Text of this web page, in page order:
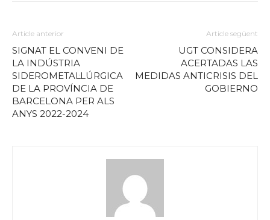
Article anterior
SIGNAT EL CONVENI DE
LA INDÚSTRIA
SIDEROMETAL·LÚRGICA
DE LA PROVÍNCIA DE
BARCELONA PER ALS
ANYS 2022-2024
Article següent
UGT CONSIDERA
ACERTADAS LAS
MEDIDAS ANTICRISIS DEL
GOBIERNO